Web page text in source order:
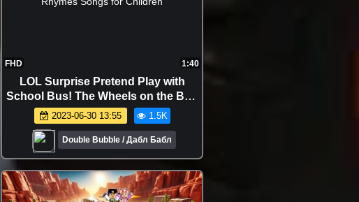
FHD 1:40
LOL Surprise Pretend Play with
School Bus! The Wheels on the Bus
Nursery Rhymes Songs for Children
2023-06-30 13:55 1.5K
Double Bubble / Дабл Бабл